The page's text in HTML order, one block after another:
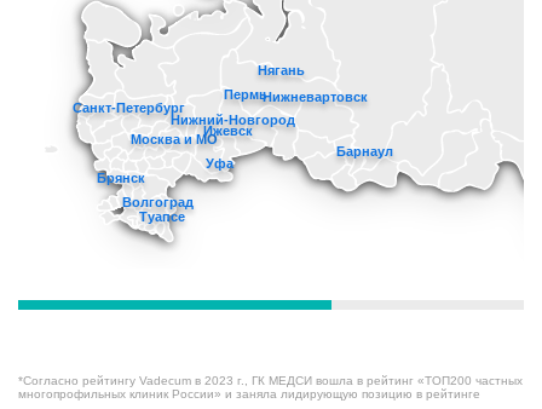
Санкт-Петербург
Брянск
Москва и МО
Нижний-Новгород
Нягань
Ижевск
ПермьНижневартовск
Волгоград
Уфа
Барнаул
Туапсе
*Согласно рейтингу Vadecum в 2023 г., ГК МЕДСИ вошла в рейтинг «ТОП200 частных
многопрофильных клиник России» и заняла лидирующую позицию в рейтинге